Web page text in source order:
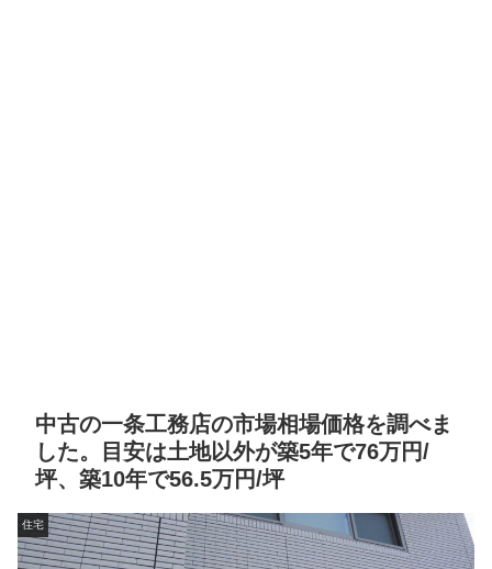
中古の一条工務店の市場相場価格を調べま
した。目安は土地以外が築5年で76万円/
坪、築10年で56.5万円/坪
住宅